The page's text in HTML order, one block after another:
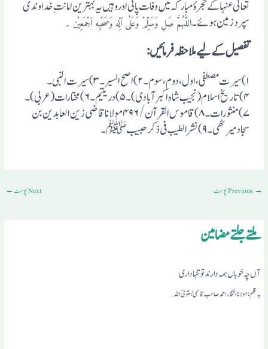
تعالیٰ عنہا کے حجرہٴ مبارکہ میں وفات پائی اوروہیں یہ بہترین امانتِ خداوندی
سپرد زمین ہو ئے ۔اللّٰہُمَّ صَلِ وَسَلِّمْ وَعَلٰی آلِه وَصَحْبِه اَجْمَعِیْن ۔
تفصیل کے لیے ملاحظہ فرمائیں:
۱)سیرت مصطفی ،اول،دوم، سوم۔۲)اصح السیر۔۳)سیرت النبی۔
۴)تاریخ اسلام (نجیب شاہ اکبر آبادی)۔۵)دریتیم۔۶)مختارات(عربی)۔
۷)منثورات۔۸)قاموس القرآن /۴۹۶ مولانا قاضی زین العابدین بن
سجاد میرٹھی۔۹)نشرالطیب فی ذکر حبیبﷺ۔
→ Next پوسٹ ←
ملتے جلتے مضامین
آں چہ خوباں ہمہ دارند تو تنہاداری
بہ قلم: مولانا افتخار احمد صاحب قاسمی بستویؔ اللہ…